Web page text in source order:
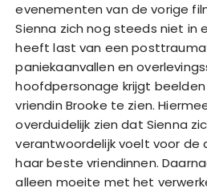
evenementen van de vorige
Sienna zich nog steeds niet in
heeft last van een
paniekaanvallen en
hoofdpersonage krijgt
vriendin Brooke te zien.
overduidelijk zien dat Sienna
verantwoordelijk voelt voor de
haar beste vriendinnen.
alleen moeite met het